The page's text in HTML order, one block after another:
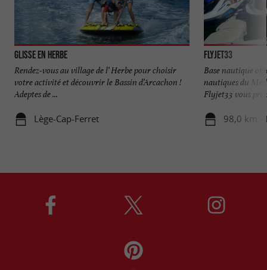
Glisse en Herbe
Rendez-vous au village de l’ Herbe pour choisir
votre activité et découvrir le Bassin d’Arcachon !
Adeptes de ...
Lège-Cap-Ferret
Flyjet33
Base nautique
nautiques du
Flyjet33 vous
98,0 km -